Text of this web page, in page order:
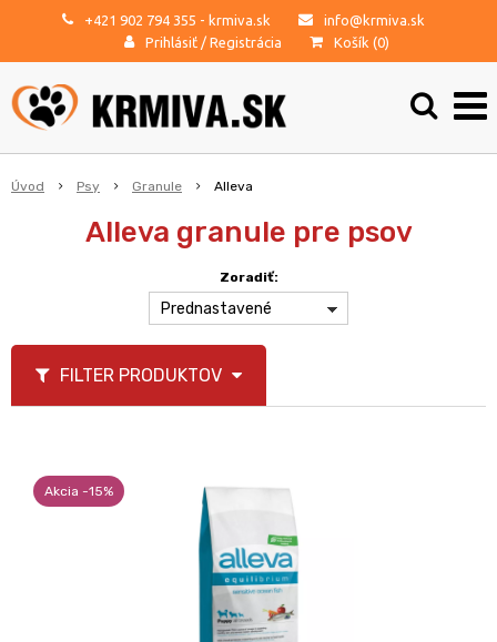
+421 902 794 355 - krmiva.sk
info@krmiva.sk
Prihlásiť / Registrácia Košík (0)
Úvod Psy Granule Alleva
Alleva granule pre psov
Zoradiť:
Prednastavené
FILTER PRODUKTOV
Akcia -15%